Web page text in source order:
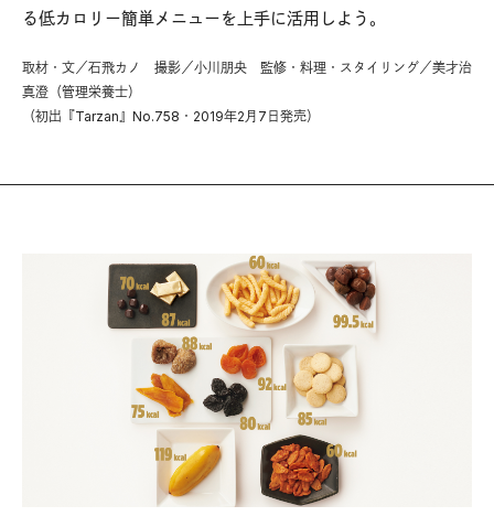
る低カロリー簡単メニューを上手に活用しよう。
取材・文／石飛カノ 撮影／小川朋央 監修・料理・スタイリング／美才治
真澄（管理栄養士）
（初出『Tarzan』No.758・2019年2月7日発売）